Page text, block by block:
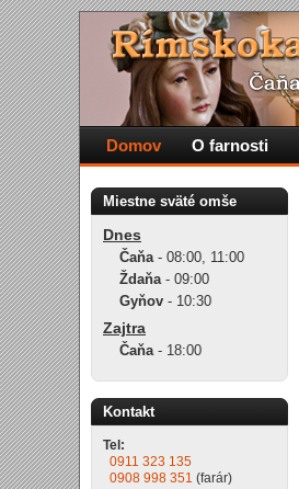
Domov O farnosti
Miestne sväté omše
Dnes
Čaňa- 08:00, 11:00
Ždaňa- 09:00
Gyňov - 10:30
Zajtra
Čaňa- 18:00
Kontakt
Tel:
0911 323 135
0908 998 351 (farár)